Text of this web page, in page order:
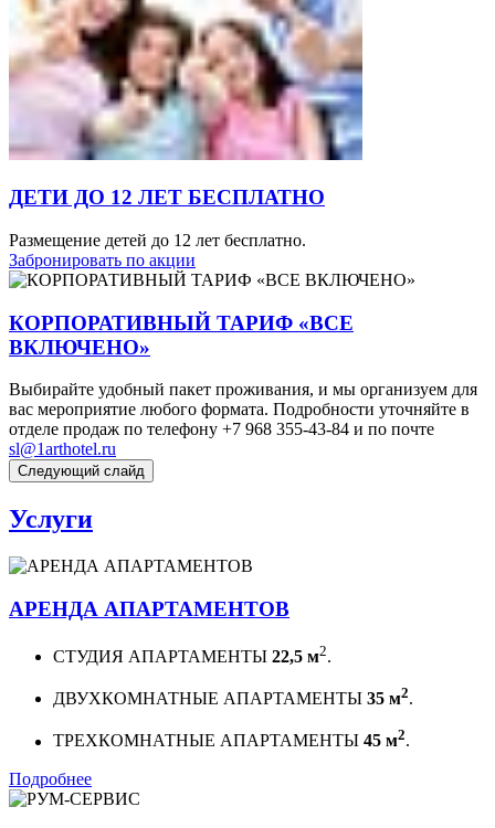
ДЕТИ ДО 12 ЛЕТ БЕСПЛАТНО
Размещение детей до 12 лет бесплатно.
Забронировать по акции
КОРПОРАТИВНЫЙ ТАРИФ «ВСЕ
ВКЛЮЧЕНО»
Выбирайте удобный пакет проживания, и мы организуем для
вас мероприятие любого формата. Подробности уточняйте в
отделе продаж по телефону +7 968 355-43-84 и по почте
sl@1arthotel.ru
Следующий слайд
Услуги
АРЕНДА АПАРТАМЕНТОВ
СТУДИЯ АПАРТАМЕНТЫ 22,5 м2.
ДВУХКОМНАТНЫЕ АПАРТАМЕНТЫ 35 м2.
ТРЕХКОМНАТНЫЕ АПАРТАМЕНТЫ 45 м2.
Подробнее